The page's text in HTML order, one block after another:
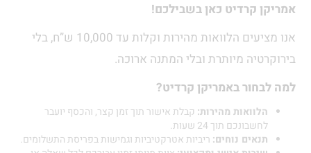
קרדיט כאן בשבילכם!
אנו מציעים הלוואות מהירות וקלות עד 10,000 ש”ח, בלי
מיותרת ובלי המתנה ארוכה.
באמריקן קרדיט?
הלוואות מהירות:קבלת אישור תוך זמן קצר, והכסף יועבר
לחשבונכם תוך 24 שעות.
תנאים נוחים:ריביות אטרקטיביות וגמישות בפריסת התשלומים.